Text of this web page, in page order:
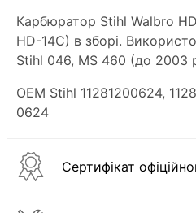
Карбюратор Stihl Walbro
HD-14C) в зборі.
Stihl 046, MS 460 (до 2003
OEM Stihl 11281200624,
0624
Сертифікат